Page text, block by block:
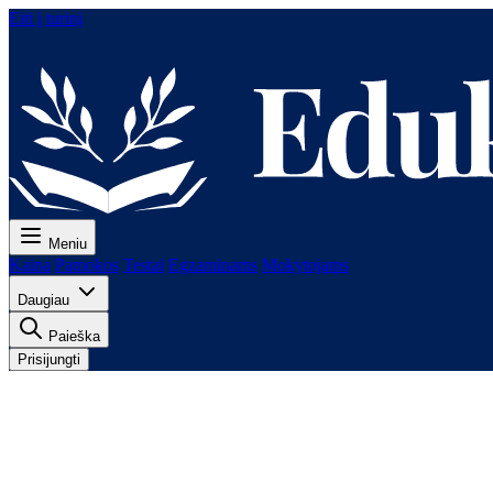
Eiti į turinį
Meniu
Kaina Pamokos Testai Egzaminams Mokytojams
Daugiau
Paieška
Prisijungti